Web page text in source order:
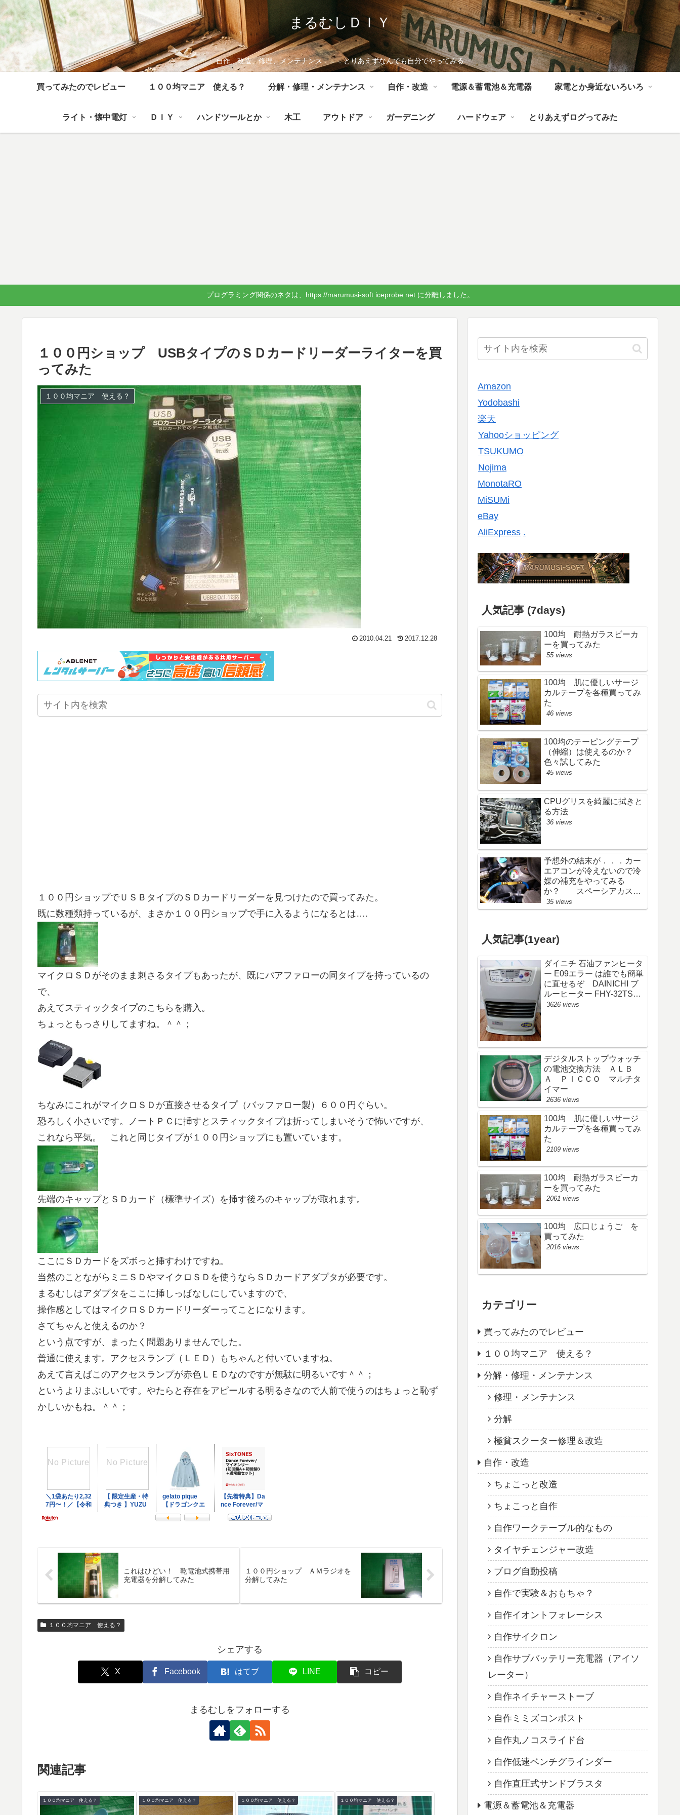
まるむしＤＩＹ
自作、改造、修理、メンテナンス．．．とりあえずなんでも自分でやってみる
買ってみたのでレビュー １００均マニア 使える？ 分解・修理・メンテナンス 自作・改造 電源＆蓄電池＆充電器 家電とか身近ないろいろ
ライト・懐中電灯 ＤＩＹ ハンドツールとか 木工 アウトドア ガーデニング ハードウェア とりあえずログってみた
プログラミング関係のネタは、https://marumusi-soft.iceprobe.net に分離しました。
１００円ショップ USBタイプのＳＤカードリーダーライターを買
ってみた
１００均マニア 使える？
2010.04.21 2017.12.28
１００円ショップでＵＳＢタイプのＳＤカードリーダーを見つけたので買ってみた。
既に数種類持っているが、まさか１００円ショップで手に入るようになるとは….
マイクロＳＤがそのまま刺さるタイプもあったが、既にバアファローの同タイプを持っているの
で、
あえてスティックタイプのこちらを購入。
ちょっともっさりしてますね。＾＾；
ちなみにこれがマイクロＳＤが直接させるタイプ（バッファロー製）６００円ぐらい。
恐ろしく小さいです。ノートＰＣに挿すとスティックタイプは折ってしまいそうで怖いですが、
これなら平気。 これと同じタイプが１００円ショップにも置いています。
先端のキャップとＳＤカード（標準サイズ）を挿す後ろのキャップが取れます。
ここにＳＤカードをズボっと挿すわけですね。
当然のことながらミニＳＤやマイクロＳＤを使うならＳＤカードアダプタが必要です。
まるむしはアダプタをここに挿しっぱなしにしていますので、
操作感としてはマイクロＳＤカードリーダーってことになります。
さてちゃんと使えるのか？
という点ですが、まったく問題ありませんでした。
普通に使えます。アクセスランプ（ＬＥＤ）もちゃんと付いていますね。
あえて言えばこのアクセスランプが赤色ＬＥＤなのですが無駄に明るいです＾＾；
というよりまぶしいです。やたらと存在をアピールする明るさなので人前で使うのはちょっと恥ず
かしいかもね。＾＾；
これはひどい！ 乾電池式携帯用
充電器を分解してみた
１００円ショップ ＡＭラジオを
分解してみた
１００均マニア 使える？
シェアする
X Facebook はてブ LINE コピー
まるむしをフォローする
関連記事
１００均マニア 使える？ １００均マニア 使える？ １００均マニア 使える？ １００均マニア 使える？
Amazon
Yodobashi
楽天
Yahooショッピング
TSUKUMO
Nojima
MonotaRO
MiSUMi
eBay
AliExpress .
人気記事 (7days)
100均 耐熱ガラスビーカ
ーを買ってみた
55 views
100均 肌に優しいサージ
カルテープを各種買ってみ
た
46 views
100均のテーピングテープ
（伸縮）は使えるのか？
色々試してみた
45 views
CPUグリスを綺麗に拭きと
る方法
36 views
予想外の結末が．．．カー
エアコンが冷えないので冷
媒の補充をやってみる
か？ スペーシアカスタ
ム
35 views
人気記事(1year)
ダイニチ 石油ファンヒータ
ー E09エラー は誰でも簡単
に直せるぞ DAINICHI ブ
ルーヒーター FHY-32TS6
(FW-325S)
3626 views
デジタルストップウォッチ
の電池交換方法 ＡＬＢ
Ａ ＰＩＣＣＯ マルチタ
イマー
2636 views
100均 肌に優しいサージ
カルテープを各種買ってみ
た
2109 views
100均 耐熱ガラスビーカ
ーを買ってみた
2061 views
100均 広口じょうご を
買ってみた
2016 views
カテゴリー
買ってみたのでレビュー
１００均マニア 使える？
分解・修理・メンテナンス
修理・メンテナンス
分解
極貧スクーター修理＆改造
自作・改造
ちょこっと改造
ちょこっと自作
自作ワークテーブル的なもの
タイヤチェンジャー改造
ブログ自動投稿
自作で実験＆おもちゃ？
自作イオントフォレーシス
自作サイクロン
自作サブバッテリー充電器（アイソ
レーター）
自作ネイチャーストーブ
自作ミミズコンポスト
自作丸ノコスライド台
自作低速ベンチグラインダー
自作直圧式サンドブラスタ
電源＆蓄電池＆充電器